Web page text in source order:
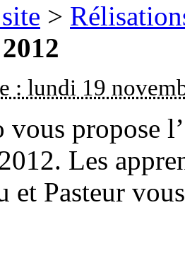
>
: lundi 19
propose
Les
et Pasteur